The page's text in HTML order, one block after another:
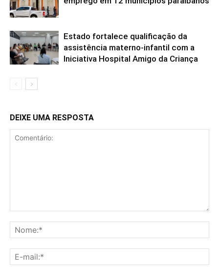
Estado fortalece qualificação da
assistência materno-infantil com a
Iniciativa Hospital Amigo da Criança
DEIXE UMA RESPOSTA